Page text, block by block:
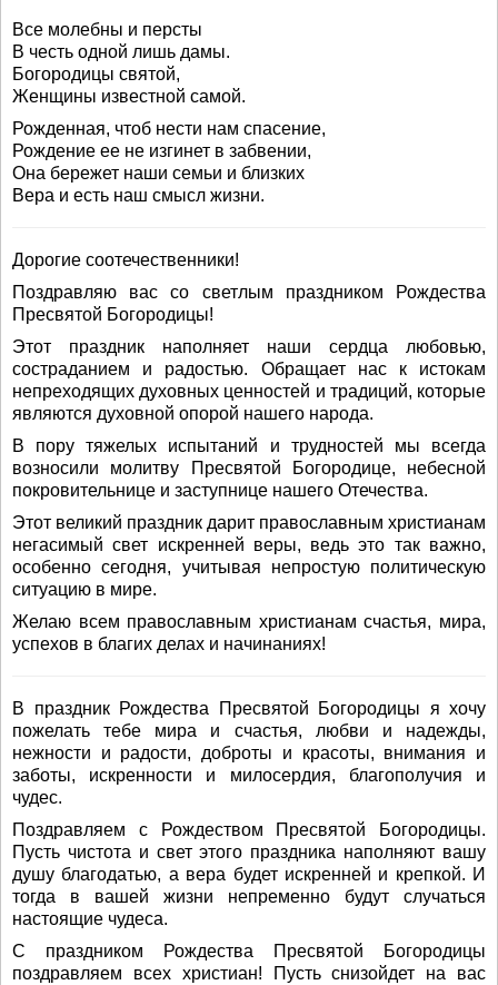
Все молебны и персты
В честь одной лишь дамы.
Богородицы святой,
Женщины известной самой.
Рожденная, чтоб нести нам спасение,
Рождение ее не изгинет в забвении,
Она бережет наши семьи и близких
Вера и есть наш смысл жизни.
Дорогие соотечественники!
Поздравляю вас со светлым праздником Рождества
Пресвятой Богородицы!
Этот праздник наполняет наши сердца любовью,
состраданием и радостью. Обращает нас к истокам
непреходящих духовных ценностей и традиций, которые
являются духовной опорой нашего народа.
В пору тяжелых испытаний и трудностей мы всегда
возносили молитву Пресвятой Богородице, небесной
покровительнице и заступнице нашего Отечества.
Этот великий праздник дарит православным христианам
негасимый свет искренней веры, ведь это так важно,
особенно сегодня, учитывая непростую политическую
ситуацию в мире.
Желаю всем православным христианам счастья, мира,
успехов в благих делах и начинаниях!
В праздник Рождества Пресвятой Богородицы я хочу
пожелать тебе мира и счастья, любви и надежды,
нежности и радости, доброты и красоты, внимания и
заботы, искренности и милосердия, благополучия и
чудес.
Поздравляем с Рождеством Пресвятой Богородицы.
Пусть чистота и свет этого праздника наполняют вашу
душу благодатью, а вера будет искренней и крепкой. И
тогда в вашей жизни непременно будут случаться
настоящие чудеса.
С праздником Рождества Пресвятой Богородицы
поздравляем всех христиан! Пусть снизойдет на вас